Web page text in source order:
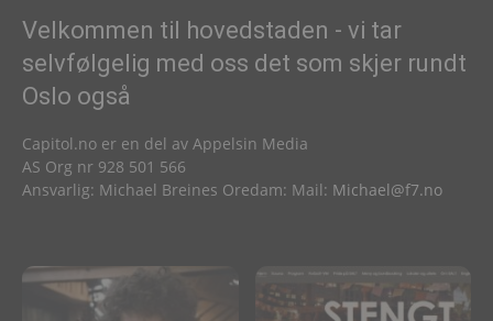
Velkommen til hovedstaden - vi tar
selvfølgelig med oss det som skjer rundt
Oslo også
Capitol.no er en del av Appelsin Media
AS Org nr 928 501 566
Ansvarlig: Michael Breines Oredam: Mail: Michael@f7.no